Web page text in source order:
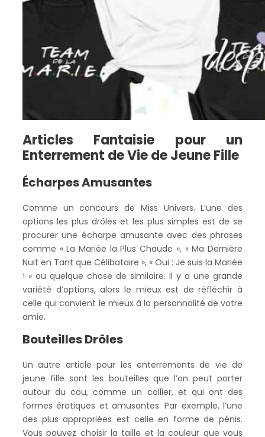
Articles Fantaisie pour un
Enterrement de Vie de Jeune Fille
Écharpes Amusantes
Comme un concours de Miss Univers. L’une des
options les plus drôles et les plus simples est de se
procurer une écharpe amusante avec des phrases
comme « La Mariée la Plus Chaude », « Ma Dernière
Nuit en Tant que Célibataire », « Oui : Je suis la Mariée
! » ou quelque chose de similaire. Il y a une grande
variété d’options, alors le mieux est de réfléchir à
celle qui convient le mieux à la personnalité de votre
amie.
Bouteilles Drôles
Un autre article pour les enterrements de vie de
jeune fille sont les bouteilles que l’on peut porter
autour du cou, comme un collier, et qui ont des
formes érotiques et amusantes. Par exemple, l’une
des plus appropriées est celle en forme de pénis.
Vous pouvez choisir la taille et la couleur que vous